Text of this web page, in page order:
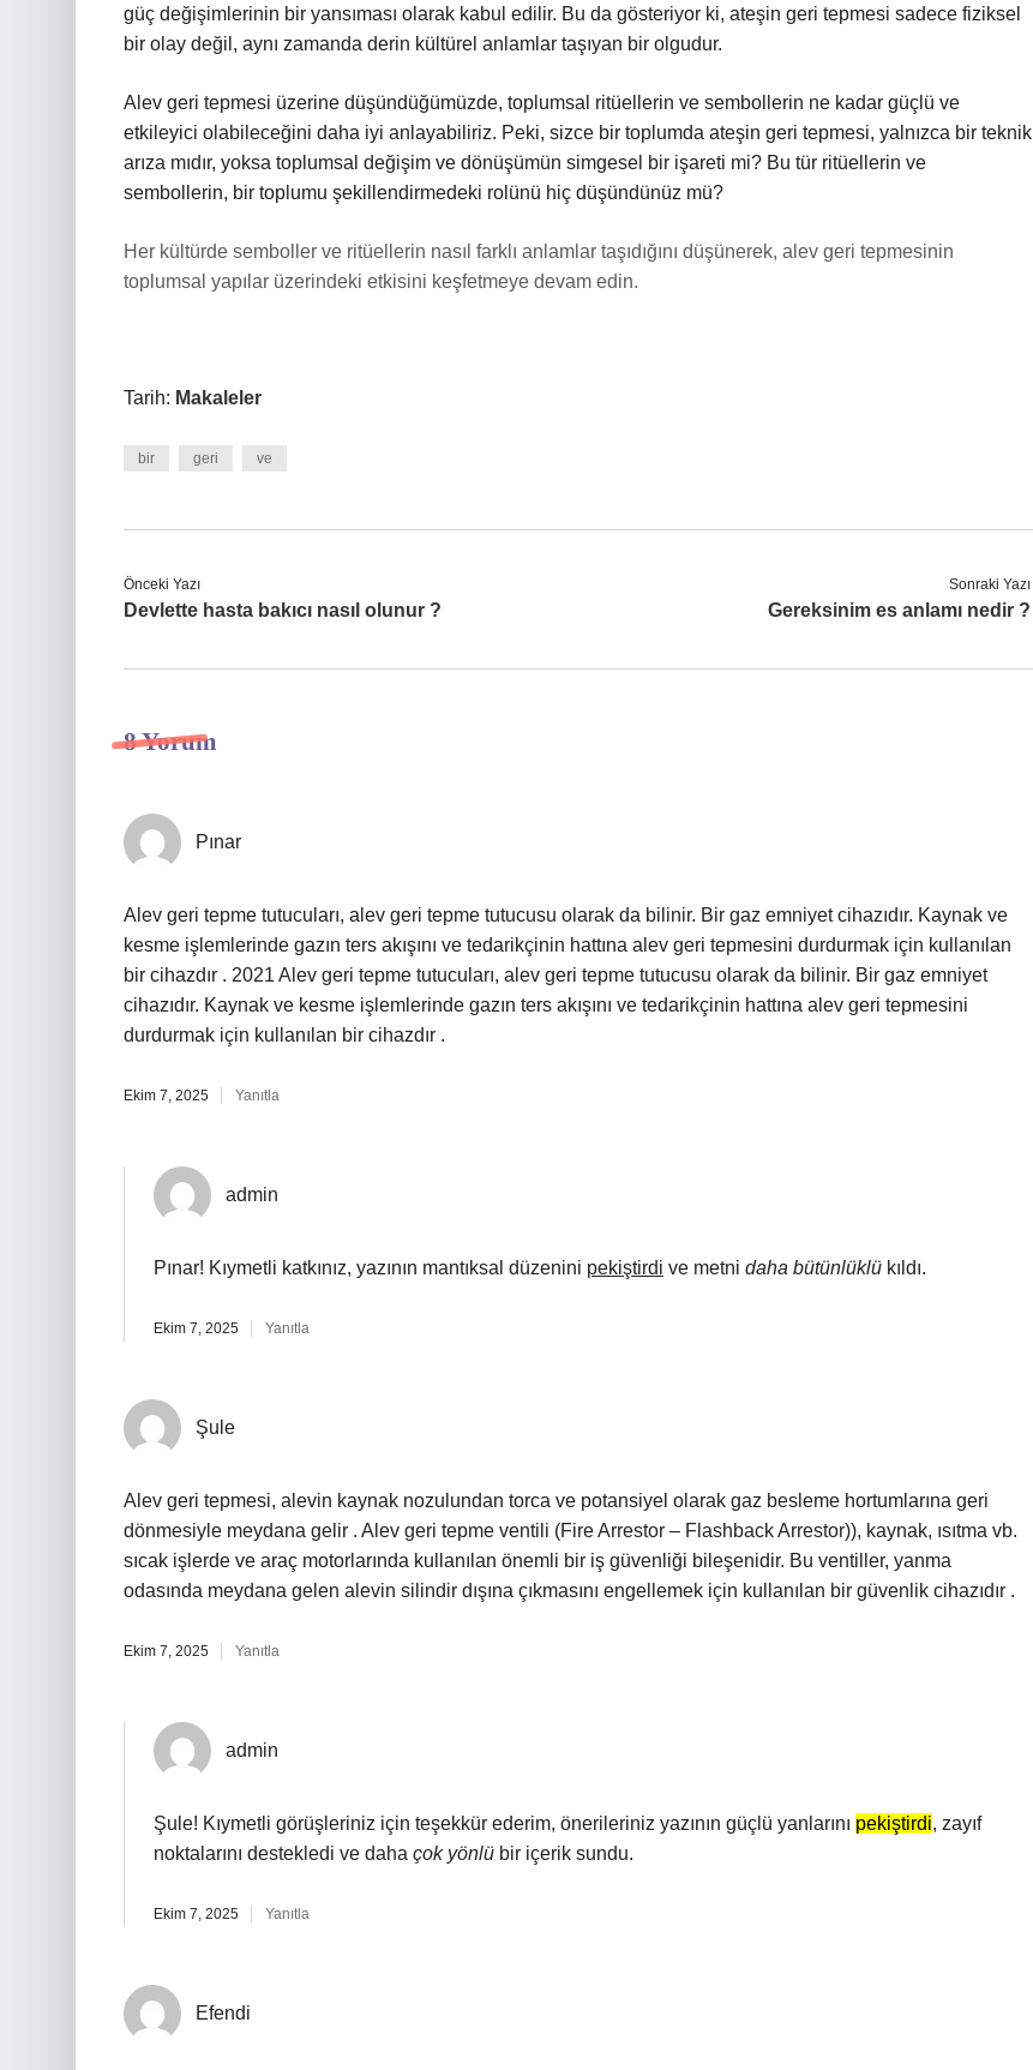
güç değişimlerinin bir yansıması olarak kabul edilir. Bu da gösteriyor ki, ateşin geri tepmesi sadece fiziksel
bir olay değil, aynı zamanda derin kültürel anlamlar taşıyan bir olgudur.
Alev geri tepmesi üzerine düşündüğümüzde, toplumsal ritüellerin ve sembollerin ne kadar güçlü ve
etkileyici olabileceğini daha iyi anlayabiliriz. Peki, sizce bir toplumda ateşin geri tepmesi, yalnızca bir teknik
arıza mıdır, yoksa toplumsal değişim ve dönüşümün simgesel bir işareti mi? Bu tür ritüellerin ve
sembollerin, bir toplumu şekillendirmedeki rolünü hiç düşündünüz mü?
Her kültürde semboller ve ritüellerin nasıl farklı anlamlar taşıdığını düşünerek, alev geri tepmesinin
toplumsal yapılar üzerindeki etkisini keşfetmeye devam edin.
Tarih: Makaleler
bir geri ve
Önceki Yazı
Devlette hasta bakıcı nasıl olunur ?
Sonraki Yazı
Gereksinim es anlamı nedir ?
8 Yorum
Pınar
Alev geri tepme tutucuları, alev geri tepme tutucusu olarak da bilinir. Bir gaz emniyet cihazıdır. Kaynak ve
kesme işlemlerinde gazın ters akışını ve tedarikçinin hattına alev geri tepmesini durdurmak için kullanılan
bir cihazdır . 2021 Alev geri tepme tutucuları, alev geri tepme tutucusu olarak da bilinir. Bir gaz emniyet
cihazıdır. Kaynak ve kesme işlemlerinde gazın ters akışını ve tedarikçinin hattına alev geri tepmesini
durdurmak için kullanılan bir cihazdır .
Ekim 7, 2025 Yanıtla
admin
Pınar! Kıymetli katkınız, yazının mantıksal düzenini pekiştirdi ve metni daha bütünlüklü kıldı.
Ekim 7, 2025 Yanıtla
Şule
Alev geri tepmesi, alevin kaynak nozulundan torca ve potansiyel olarak gaz besleme hortumlarına geri
dönmesiyle meydana gelir . Alev geri tepme ventili (Fire Arrestor – Flashback Arrestor)), kaynak, ısıtma vb.
sıcak işlerde ve araç motorlarında kullanılan önemli bir iş güvenliği bileşenidir. Bu ventiller, yanma
odasında meydana gelen alevin silindir dışına çıkmasını engellemek için kullanılan bir güvenlik cihazıdır .
Ekim 7, 2025 Yanıtla
admin
Şule! Kıymetli görüşleriniz için teşekkür ederim, önerileriniz yazının güçlü yanlarını pekiştirdi, zayıf
noktalarını destekledi ve daha çok yönlü bir içerik sundu.
Ekim 7, 2025 Yanıtla
Efendi